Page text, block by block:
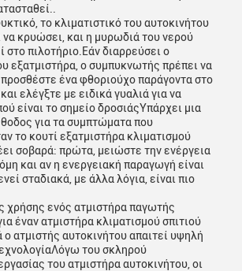
το κλιματιστικό του αυτοκινήτου
να κρυώσει, και η μυρωδιά του νερού
στο πιλοτήριο.Εάν διαρρεύσει ο
εξατμιστήρα, ο συμπυκνωτής πρέπει να
ένα φθοριούχο παράγοντα στο
ελέγξτε με ειδικά γυαλιά για να
είναι το σημείο δροσιάςΥπάρχει μια
για τα συμπτώματα που
το κουτί εξατμιστήρα κλιματισμού
σοβαρά: πρώτα, μειώστε την ενέργεια
και αν η ενεργειακή παραγωγή είναι
σταδιακά, με άλλα λόγια, είναι πιο
χρήσης ενός ατμιστήρα παγωτής
έναν ατμιστήρα κλιματισμού σπιτιού
ο ατμιστής αυτοκινήτου απαιτεί υψηλή
του σκληρού
του ατμιστήρα αυτοκινήτου, οι